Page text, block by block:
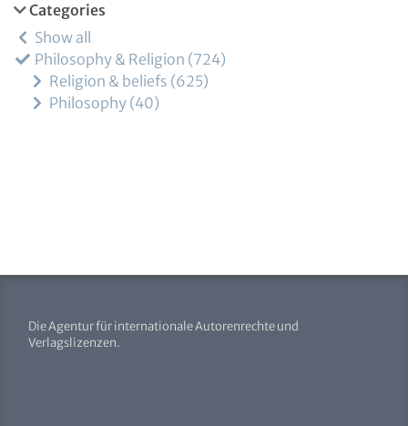
Categories
Show all
Philosophy & Religion 724
Religion & beliefs 625
Philosophy 40
Die Agentur für internationale Autorenrechte und
Verlagslizenzen.